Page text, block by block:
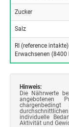
Zucker
Salz
RI (reference
Erwachsenen
Hinweis:
Die Nährwerte
angebotenen
individuelle
Aktivität und